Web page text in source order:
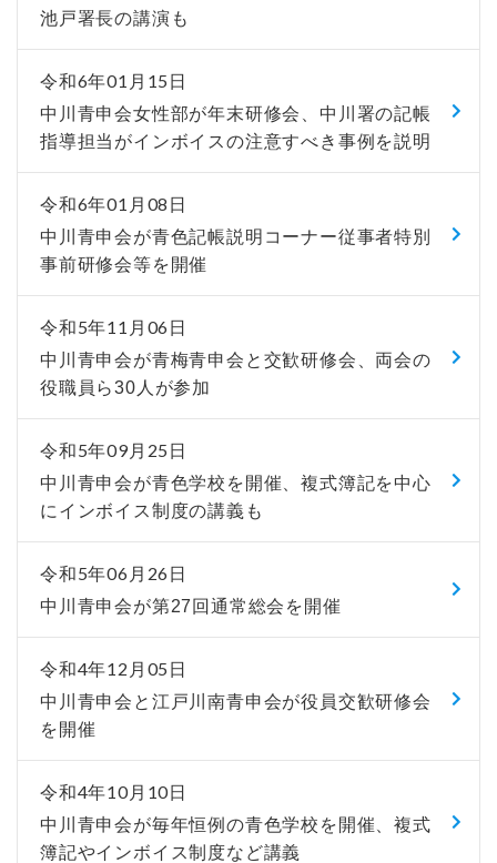
池戸署長の講演も
令和6年01月15日
中川青申会女性部が年末研修会、中川署の記帳
指導担当がインボイスの注意すべき事例を説明
令和6年01月08日
中川青申会が青色記帳説明コーナー従事者特別
事前研修会等を開催
令和5年11月06日
中川青申会が青梅青申会と交歓研修会、両会の
役職員ら30人が参加
令和5年09月25日
中川青申会が青色学校を開催、複式簿記を中心
にインボイス制度の講義も
令和5年06月26日
中川青申会が第27回通常総会を開催
令和4年12月05日
中川青申会と江戸川南青申会が役員交歓研修会
を開催
令和4年10月10日
中川青申会が毎年恒例の青色学校を開催、複式
簿記やインボイス制度など講義